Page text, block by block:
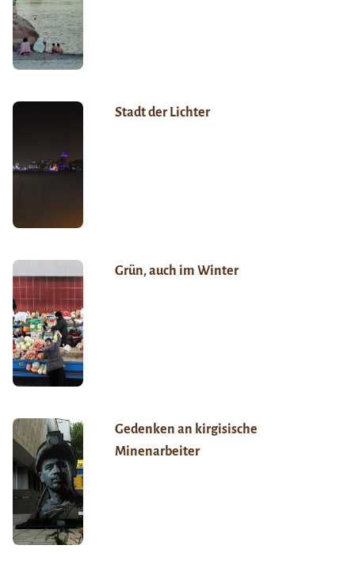
Stadt der Lichter
Grün, auch im Winter
Gedenken an kirgisische
Minenarbeiter